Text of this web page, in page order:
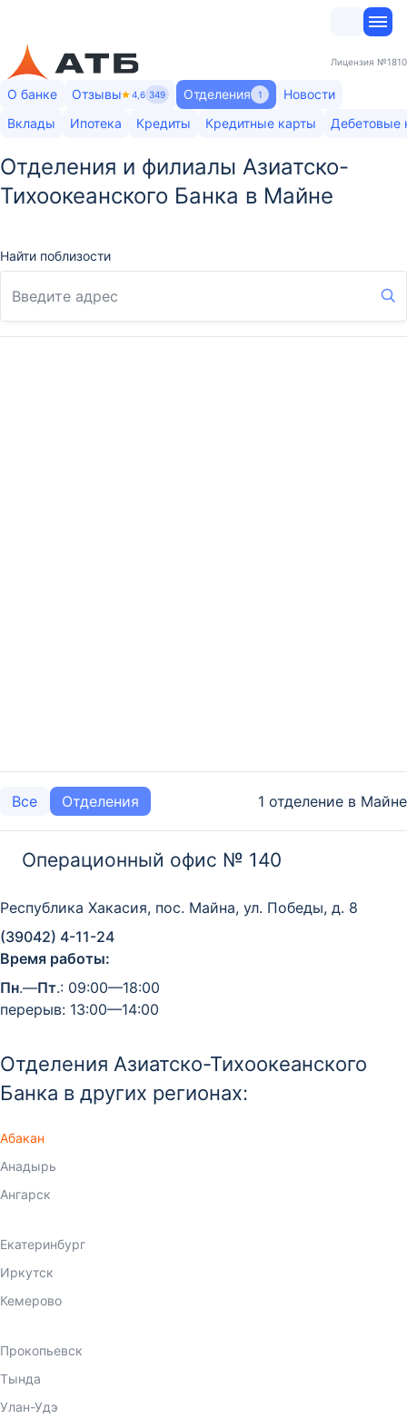
Лицензия №1810
О банке Отзывы 4,6 349 Отделения 1
Новости
Вклады
Ипотека Кредиты Кредитные карты Дебетовые
Отделения и филиалы Азиатско-
Тихоокеанского Банка в Майне
Найти поблизости
Все Отделения 1 отделение в Майне
Операционный офис № 140
Республика Хакасия, пос. Майна, ул. Победы, д. 8
(39042) 4-11-24
Время работы:
Пн.—Пт.: 09:00—18:00
перерыв: 13:00—14:00
Отделения Азиатско-Тихоокеанского
Банка в других регионах:
Абакан
Анадырь
Ангарск
Екатеринбург
Иркутск
Кемерово
Прокопьевск
Тында
Улан-Удэ